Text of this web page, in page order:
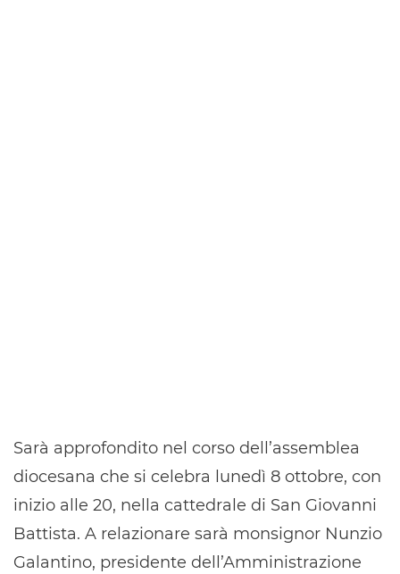
Sarà approfondito nel corso dell’assemblea
diocesana che si celebra lunedì 8 ottobre, con
inizio alle 20, nella cattedrale di San Giovanni
Battista. A relazionare sarà monsignor Nunzio
Galantino, presidente dell’Amministrazione